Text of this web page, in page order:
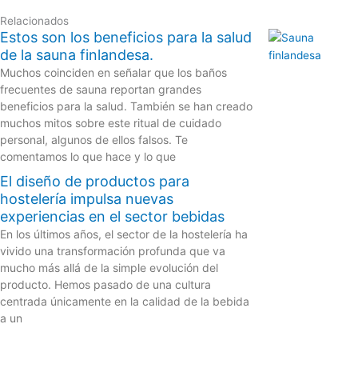
Relacionados
Estos son los beneficios para la salud
de la sauna finlandesa.
Muchos coinciden en señalar que los baños
frecuentes de sauna reportan grandes
beneficios para la salud. También se han creado
muchos mitos sobre este ritual de cuidado
personal, algunos de ellos falsos. Te
comentamos lo que hace y lo que
El diseño de productos para
hostelería impulsa nuevas
experiencias en el sector bebidas
En los últimos años, el sector de la hostelería ha
vivido una transformación profunda que va
mucho más allá de la simple evolución del
producto. Hemos pasado de una cultura
centrada únicamente en la calidad de la bebida
a un